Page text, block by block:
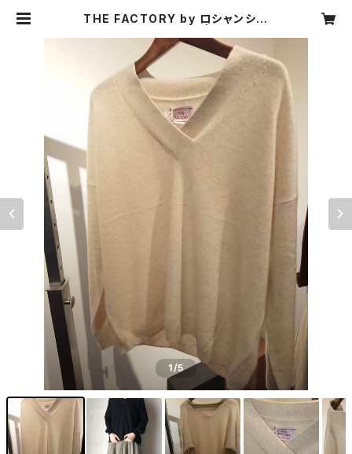
THE FACTORY by ロシャンシル
MIKI
1/5